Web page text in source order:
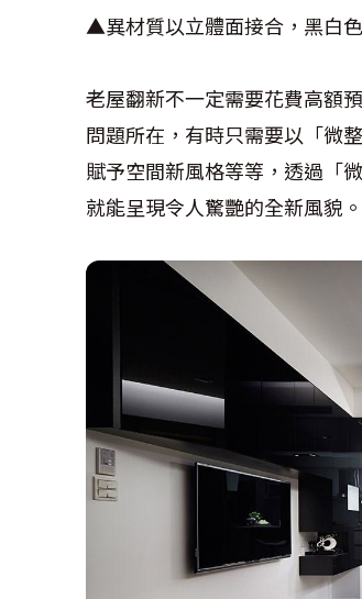
▲異材質以立體面接合，黑白
老屋翻新不一定需要花費高額
問題所在，有時只需要以「微
賦予空間新風格等等，透過「
就能呈現令人驚艷的全新風貌。